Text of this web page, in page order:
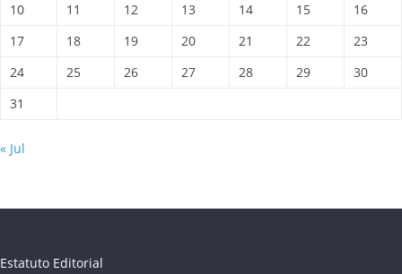
10
11 12 13 14 15
16
17
18 19 20 21 22
23
24
25 26 27 28 29
30
31
« Jul
Estatuto Editorial